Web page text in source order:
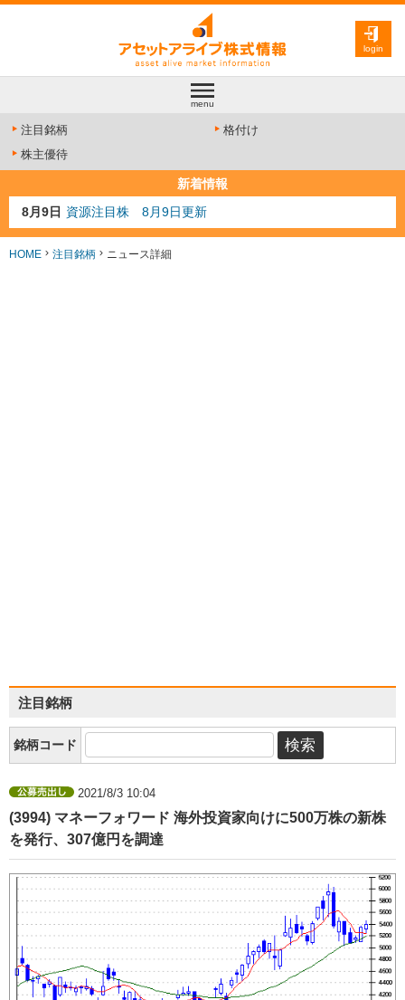
login
menu
注目銘柄
格付け
株主優待
新着情報
8月9日 資源注目株 8月9日更新
8月4日 AI注目株 8月4日更新
8月3日 人気業種注目株 8月3日更新
HOME 注目銘柄 ニュース詳細
注目銘柄
銘柄コード
2021/8/3 10:04
(3994) マネーフォワード 海外投資家向けに500万株の新株
を発行、307億円を調達